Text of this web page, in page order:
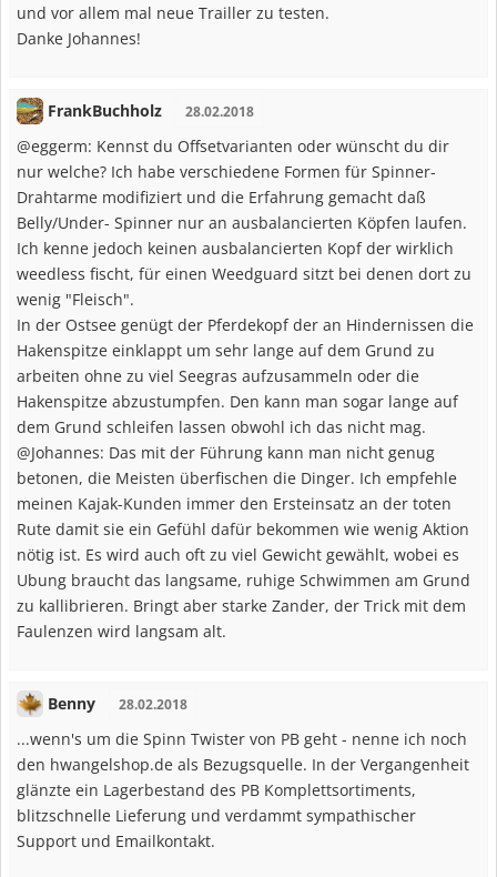
und vor allem mal neue Trailler zu testen.
Danke Johannes!
FrankBuchholz 28.02.2018
@eggerm: Kennst du Offsetvarianten oder wünscht du dir
nur welche? Ich habe verschiedene Formen für Spinner-
Drahtarme modifiziert und die Erfahrung gemacht daß
Belly/Under- Spinner nur an ausbalancierten Köpfen laufen.
Ich kenne jedoch keinen ausbalancierten Kopf der wirklich
weedless fischt, für einen Weedguard sitzt bei denen dort zu
wenig "Fleisch".
In der Ostsee genügt der Pferdekopf der an Hindernissen die
Hakenspitze einklappt um sehr lange auf dem Grund zu
arbeiten ohne zu viel Seegras aufzusammeln oder die
Hakenspitze abzustumpfen. Den kann man sogar lange auf
dem Grund schleifen lassen obwohl ich das nicht mag.
@Johannes: Das mit der Führung kann man nicht genug
betonen, die Meisten überfischen die Dinger. Ich empfehle
meinen Kajak-Kunden immer den Ersteinsatz an der toten
Rute damit sie ein Gefühl dafür bekommen wie wenig Aktion
nötig ist. Es wird auch oft zu viel Gewicht gewählt, wobei es
Ubung braucht das langsame, ruhige Schwimmen am Grund
zu kallibrieren. Bringt aber starke Zander, der Trick mit dem
Faulenzen wird langsam alt.
Benny 28.02.2018
...wenn's um die Spinn Twister von PB geht - nenne ich noch
den hwangelshop.de als Bezugsquelle. In der Vergangenheit
glänzte ein Lagerbestand des PB Komplettsortiments,
blitzschnelle Lieferung und verdammt sympathischer
Support und Emailkontakt.